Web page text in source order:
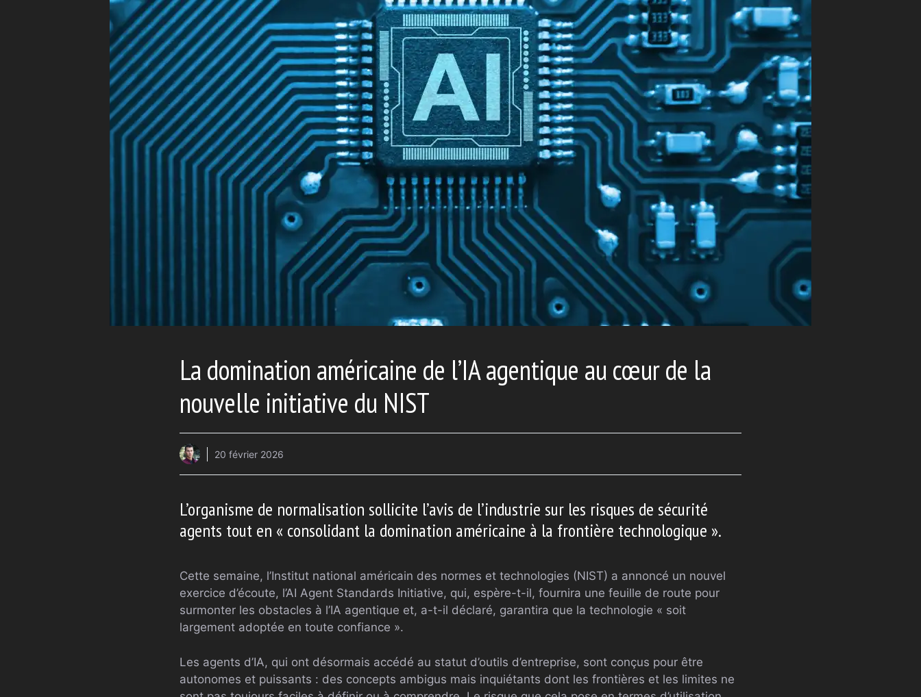
La domination américaine de l’IA agentique au cœur de la
nouvelle initiative du NIST
20 février 2026
L’organisme de normalisation sollicite l’avis de l’industrie sur les risques de sécurité
agents tout en « consolidant la domination américaine à la frontière technologique ».
Cette semaine, l’Institut national américain des normes et technologies (NIST) a annoncé un nouvel
exercice d’écoute, l’AI Agent Standards Initiative, qui, espère-t-il, fournira une feuille de route pour
surmonter les obstacles à l’IA agentique et, a-t-il déclaré, garantira que la technologie « soit
largement adoptée en toute confiance ».
Les agents d’IA, qui ont désormais accédé au statut d’outils d’entreprise, sont conçus pour être
autonomes et puissants : des concepts ambigus mais inquiétants dont les frontières et les limites ne